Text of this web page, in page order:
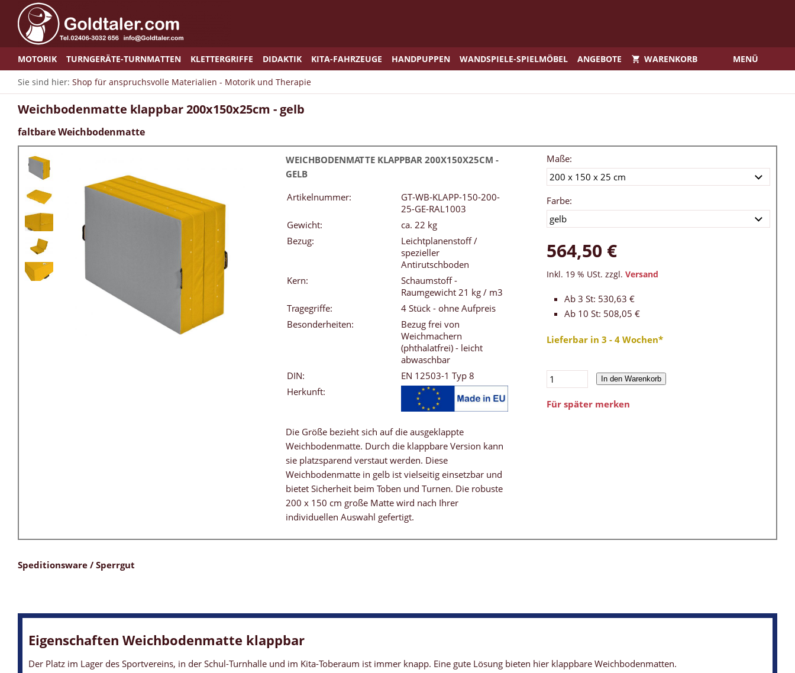
MOTORIK TURNGERÄTE-TURNMATTEN KLETTERGRIFFE DIDAKTIK KITA-FAHRZEUGE HANDPUPPEN WANDSPIELE-SPIELMÖBEL ANGEBOTE WARENKORB MENÜ
Sie sind hier: Shop für anspruchsvolle Materialien - Motorik und Therapie
Weichbodenmatte klappbar 200x150x25cm - gelb
faltbare Weichbodenmatte
WEICHBODENMATTE KLAPPBAR 200X150X25CM -
GELB
Artikelnummer:
GT-WB-KLAPP-150-200-
25-GE-RAL1003
Gewicht:
ca. 22 kg
Bezug:
Leichtplanenstoff /
spezieller
Antirutschboden
Kern:
Schaumstoff -
Raumgewicht 21 kg / m3
Tragegriffe:
4 Stück - ohne Aufpreis
Besonderheiten:
Bezug frei von
Weichmachern
(phthalatfrei) - leicht
abwaschbar
DIN:
EN 12503-1 Typ 8
Herkunft:
Die Größe bezieht sich auf die ausgeklappte
Weichbodenmatte. Durch die klappbare Version kann
sie platzsparend verstaut werden. Diese
Weichbodenmatte in gelb ist vielseitig einsetzbar und
bietet Sicherheit beim Toben und Turnen. Die robuste
200 x 150 cm große Matte wird nach Ihrer
individuellen Auswahl gefertigt.
Maße:
Farbe:
564,50 €
Inkl. 19 % USt. zzgl. Versand
Ab 3 St: 530,63 €
Ab 10 St: 508,05 €
Lieferbar in 3 - 4 Wochen*
In den Warenkorb
Für später merken
Speditionsware / Sperrgut
Eigenschaften Weichbodenmatte klappbar
Der Platz im Lager des Sportvereins, in der Schul-Turnhalle und im Kita-Toberaum ist immer knapp. Eine gute Lösung bieten hier klappbare Weichbodenmatten.